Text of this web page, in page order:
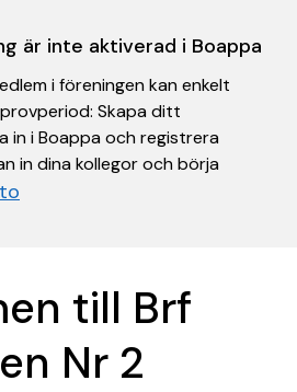
är inte aktiverad i Boappa
i föreningen kan enkelt
Skapa ditt
in i Boappa och registrera
in dina kollegor och börja
till Brf
Nr 2